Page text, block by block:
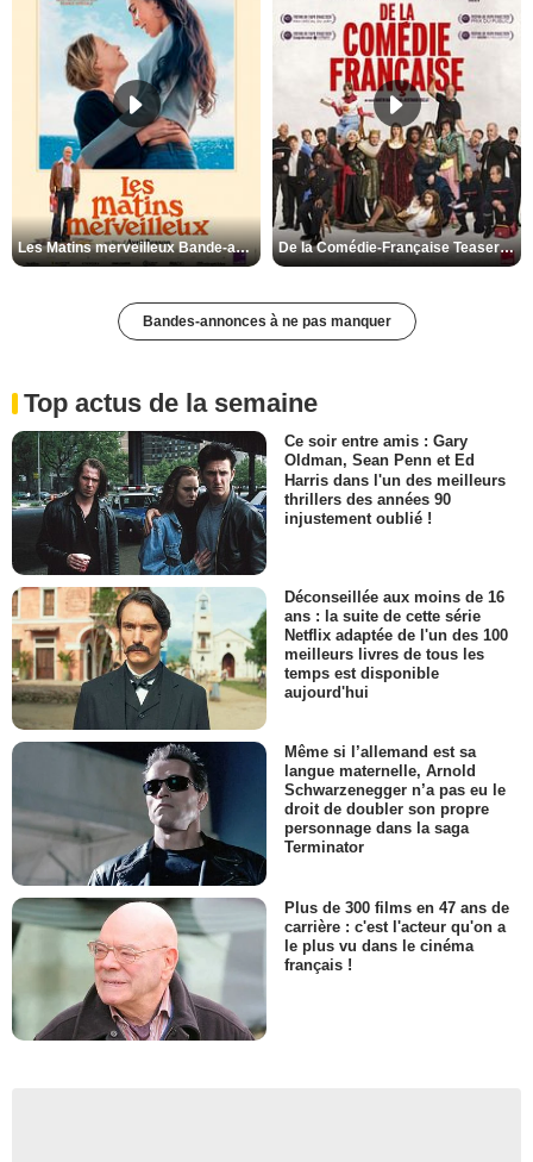
Les Matins merveilleux Bande-annonce VF De la Comédie-Française Teaser VF
Bandes-annonces à ne pas manquer
Top actus de la semaine
Ce soir entre amis : Gary
Oldman, Sean Penn et Ed
Harris dans l'un des meilleurs
thrillers des années 90
injustement oublié !
Déconseillée aux moins de 16
ans : la suite de cette série
Netflix adaptée de l'un des 100
meilleurs livres de tous les
temps est disponible
aujourd'hui
Même si l’allemand est sa
langue maternelle, Arnold
Schwarzenegger n’a pas eu le
droit de doubler son propre
personnage dans la saga
Terminator
Plus de 300 films en 47 ans de
carrière : c'est l'acteur qu'on a
le plus vu dans le cinéma
français !